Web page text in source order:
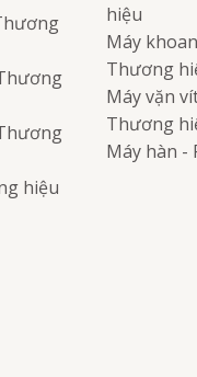
hiệu
hiệu
Máy
Thương
Máy vặn
Thương
Máy hàn -